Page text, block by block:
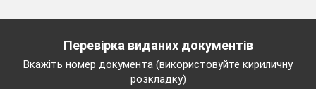
Перевірка виданих документів
Вкажіть номер документа (використовуйте кириличну
розкладку)